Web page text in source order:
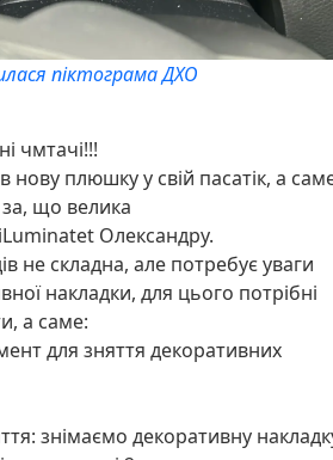
піктограма ДХО
чмтачі!!!
нову плюшку у свій пасатік, а
що велика
Олександру.
не складна, але потребує уваги
накладки, для цього потрібні
а саме:
для зняття декоративних
знімаємо декоративну